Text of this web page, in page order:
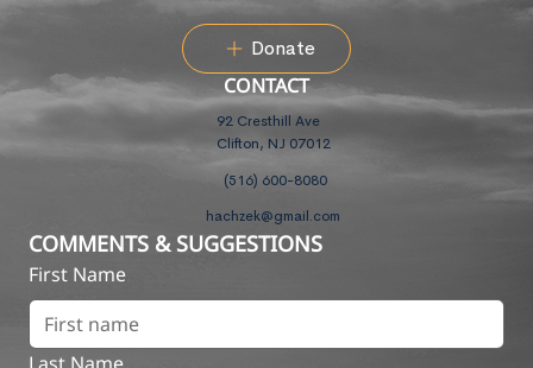
Donate
CONTACT
92 Cresthill Ave
Clifton, NJ 07012
(516) 600-8080
hachzek@gmail.com
COMMENTS & SUGGESTIONS
First Name